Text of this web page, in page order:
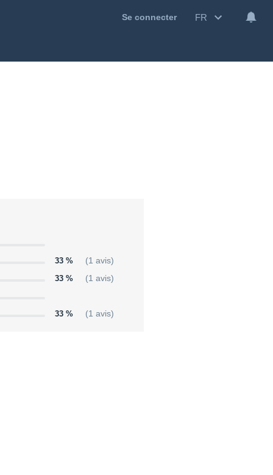
Se connecter FR
33 %
(1 avis)
33 %
(1 avis)
33 % (1 avis)